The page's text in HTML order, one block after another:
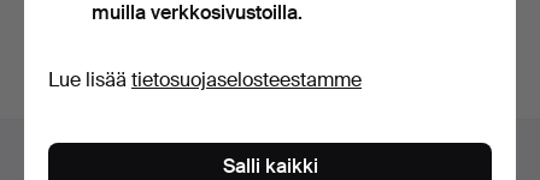
Alatunnistenavigaatio
muilla verkkosivustoilla.
Lue lisää tietosuojaselosteestamme
Salli kaikki